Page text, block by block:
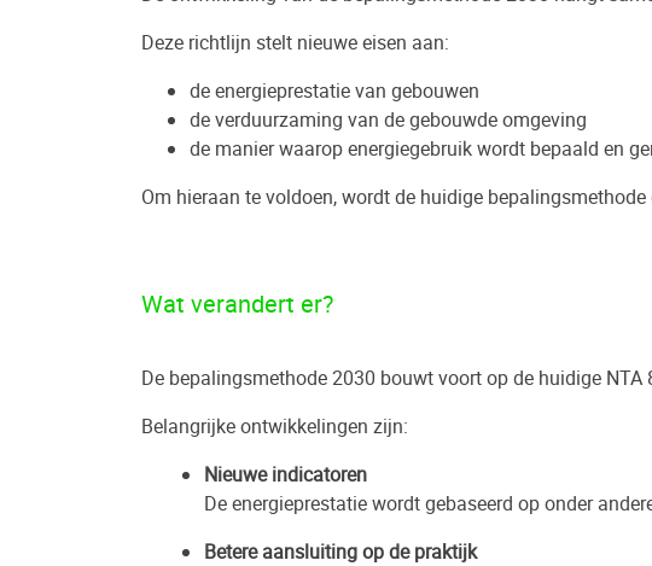
Deze richtlijn stelt nieuwe eisen aan:
de energieprestatie van gebouwen
de verduurzaming van de gebouwde omgeving
de manier waarop energiegebruik wordt bepaald en
Om hieraan te voldoen, wordt de huidige
Wat verandert er?
De bepalingsmethode 2030 bouwt voort op de huidige
Belangrijke ontwikkelingen zijn:
Nieuwe indicatoren
De energieprestatie wordt gebaseerd op onder
Betere aansluiting op de praktijk